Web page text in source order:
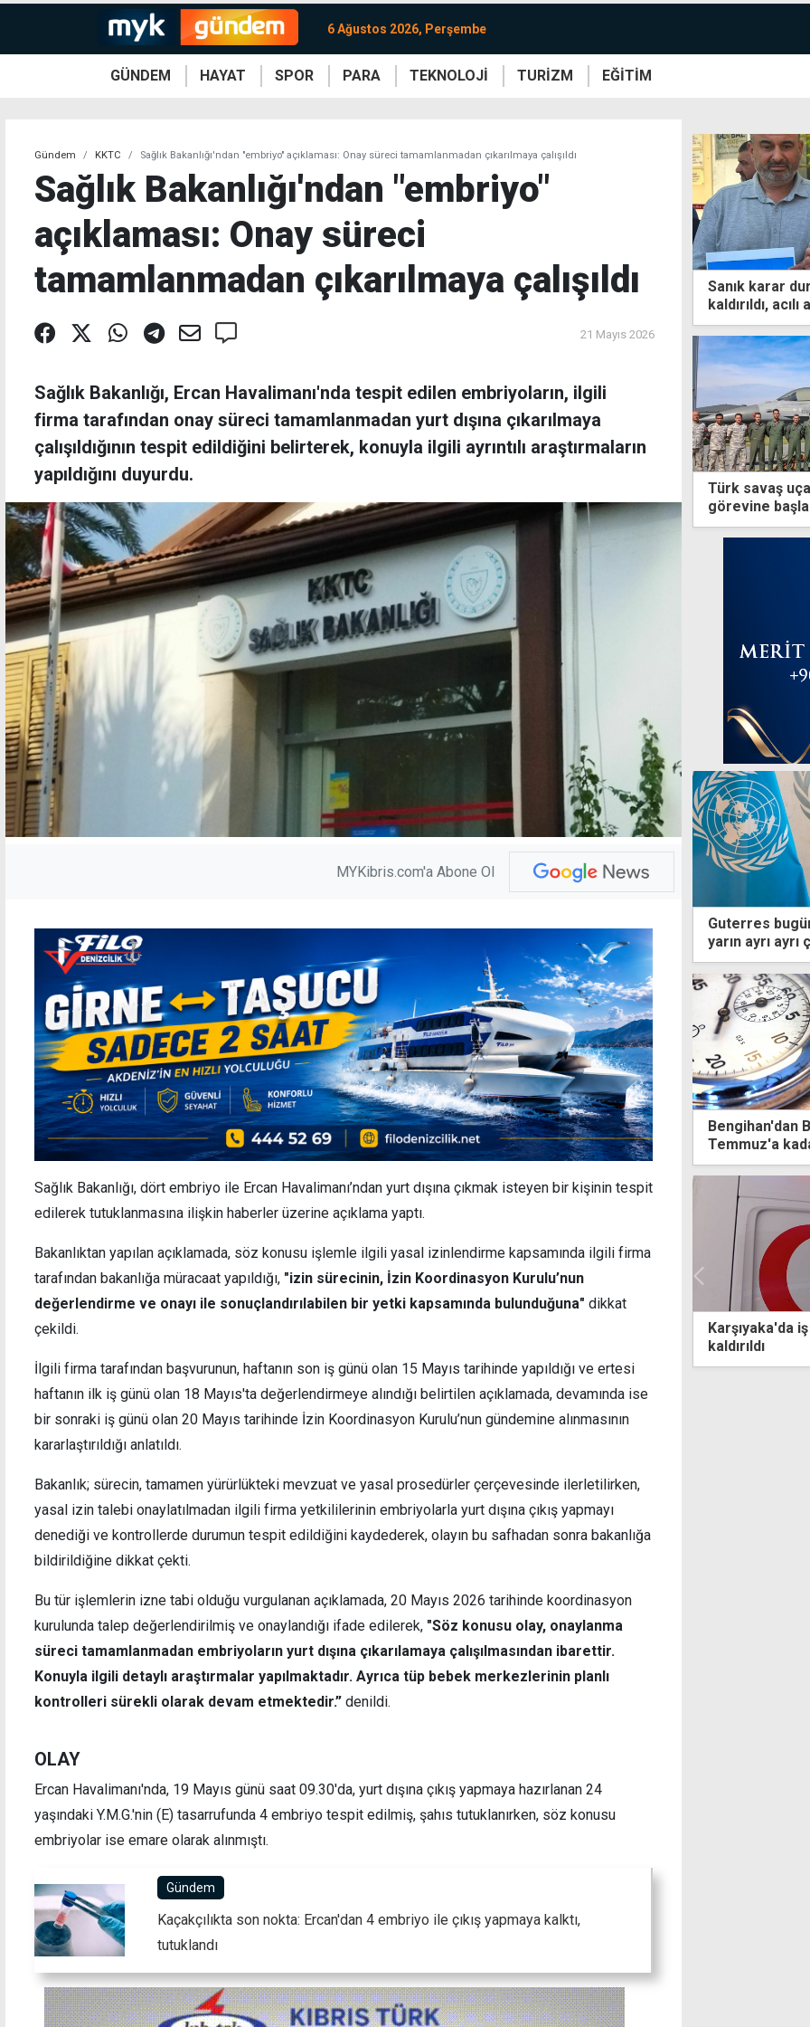
6 Ağustos 2026, Perşembe
GÜNDEM HAYAT SPOR PARA TEKNOLOJİ TURİZM EĞİTİM
Gündem KKTC Sağlık Bakanlığı'ndan "embriyo" açıklaması: Onay süreci tamamlanmadan çıkarılmaya çalışıldı
Sağlık Bakanlığı'ndan "embriyo"
açıklaması: Onay süreci
tamamlanmadan çıkarılmaya çalışıldı
21 Mayıs 2026
Sağlık Bakanlığı, Ercan Havalimanı'nda tespit edilen embriyoların, ilgili
firma tarafından onay süreci tamamlanmadan yurt dışına çıkarılmaya
çalışıldığının tespit edildiğini belirterek, konuyla ilgili ayrıntılı araştırmaların
yapıldığını duyurdu.
MYKibris.com'a Abone Ol
Sağlık Bakanlığı, dört embriyo ile Ercan Havalimanı’ndan yurt dışına çıkmak isteyen bir kişinin tespit
edilerek tutuklanmasına ilişkin haberler üzerine açıklama yaptı.
Bakanlıktan yapılan açıklamada, söz konusu işlemle ilgili yasal izinlendirme kapsamında ilgili firma
tarafından bakanlığa müracaat yapıldığı, "izin sürecinin, İzin Koordinasyon Kurulu’nun
değerlendirme ve onayı ile sonuçlandırılabilen bir yetki kapsamında bulunduğuna" dikkat
çekildi.
İlgili firma tarafından başvurunun, haftanın son iş günü olan 15 Mayıs tarihinde yapıldığı ve ertesi
haftanın ilk iş günü olan 18 Mayıs'ta değerlendirmeye alındığı belirtilen açıklamada, devamında ise
bir sonraki iş günü olan 20 Mayıs tarihinde İzin Koordinasyon Kurulu’nun gündemine alınmasının
kararlaştırıldığı anlatıldı.
Bakanlık; sürecin, tamamen yürürlükteki mevzuat ve yasal prosedürler çerçevesinde ilerletilirken,
yasal izin talebi onaylatılmadan ilgili firma yetkililerinin embriyolarla yurt dışına çıkış yapmayı
denediği ve kontrollerde durumun tespit edildiğini kaydederek, olayın bu safhadan sonra bakanlığa
bildirildiğine dikkat çekti.
Bu tür işlemlerin izne tabi olduğu vurgulanan açıklamada, 20 Mayıs 2026 tarihinde koordinasyon
kurulunda talep değerlendirilmiş ve onaylandığı ifade edilerek, "Söz konusu olay, onaylanma
süreci tamamlanmadan embriyoların yurt dışına çıkarılamaya çalışılmasından ibarettir.
Konuyla ilgili detaylı araştırmalar yapılmaktadır. Ayrıca tüp bebek merkezlerinin planlı
kontrolleri sürekli olarak devam etmektedir.” denildi.
OLAY
Ercan Havalimanı'nda, 19 Mayıs günü saat 09.30'da, yurt dışına çıkış yapmaya hazırlanan 24
yaşındaki Y.M.G.'nin (E) tasarrufunda 4 embriyo tespit edilmiş, şahıs tutuklanırken, söz konusu
embriyolar ise emare olarak alınmıştı.
Gündem
Kaçakçılıkta son nokta: Ercan'dan 4 embriyo ile çıkış yapmaya kalktı,
tutuklandı
Sanık karar
kaldırıldı,
Türk savaş
görevine
Guterres
yarın ayrı
Bengihan'dan
Temmuz'a
mesaiye
Girne-Değirmenlik Dağ Yolu'nun bir bölümü
Kimsenin
izinsiz